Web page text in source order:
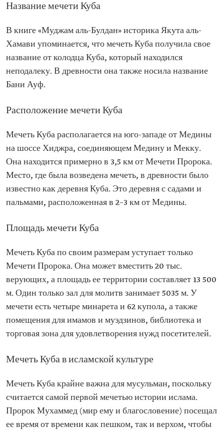
Название мечети Куба
В книге «Муджам аль-Булдан» историка Якута аль-
Хамави упоминается, что мечеть Куба получила свое
название от колодца Куба, который находился
неподалеку. В древности она также носила название
Бани Ауф.
Расположение мечети Куба
Мечеть Куба располагается на юго-западе от Медины
на шоссе Хиджра, соединяющем Медину и Мекку.
Она находится примерно в 3,5 км от Мечети Пророка.
Место, где была возведена мечеть, в древности было
известно как деревня Куба. Это деревня с садами и
пальмами, расположенная в 2–3 км от Медины.
Площадь мечети Куба
Мечеть Куба по своим размерам уступает только
Мечети Пророка. Она может вместить 20 тыс.
верующих, а площадь ее территории составляет 13 500
м. Один только зал для молитв занимает 5035 м. У
мечети есть четыре минарета и 62 купола, а также
помещения для имамов и муэдзинов, библиотека и
торговая зона для удовлетворения нужд посетителей.
Мечеть Куба в исламской культуре
Мечеть Куба крайне важна для мусульман, поскольку
считается самой первой мечетью истории ислама.
Пророк Мухаммед (мир ему и благословение) посещал
ее время от времени как пешком, так и верхом, чтобы